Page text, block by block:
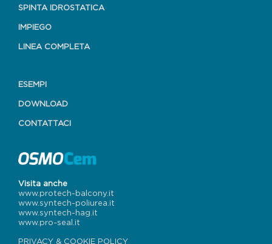
SPINTA IDROSTATICA
IMPIEGO
LINEA COMPLETA
ESEMPI
DOWNLOAD
CONTATTACI
Visita anche
www.protech-balcony.it
www.syntech-poliurea.it
www.syntech-hag.it
www.pro-seal.it
PRIVACY & COOKIE POLICY